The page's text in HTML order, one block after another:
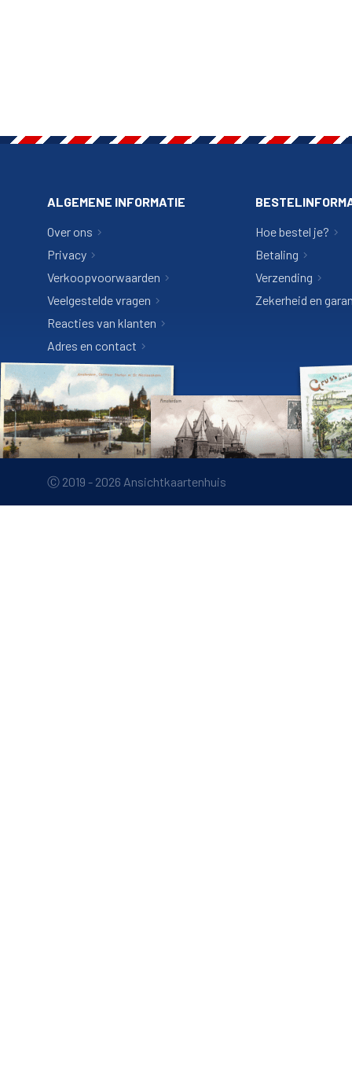
ALGEMENE INFORMATIE
Over ons
Privacy
Verkoopvoorwaarden
Veelgestelde vragen
Reacties van klanten
Adres en contact
Hoe bestel je?
Betaling
Verzending
Zekerheid en
Ⓒ 2019 - 2026 Ansichtkaartenhuis